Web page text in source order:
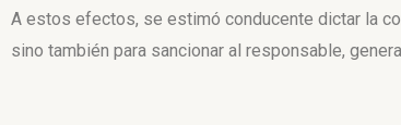
A estos efectos, se estimó conducente dictar la
sino también para sancionar al responsable,